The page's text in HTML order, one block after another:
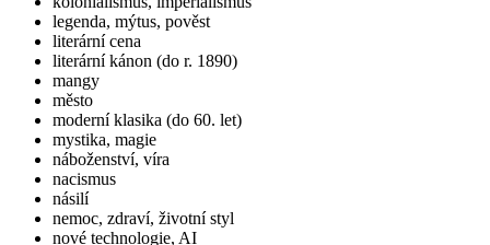
legenda, mýtus, pověst
literární cena
literární kánon (do r. 1890)
mangy
město
moderní klasika (do 60. let)
mystika, magie
náboženství, víra
nacismus
násilí
nemoc, zdraví, životní styl
nové technologie, AI